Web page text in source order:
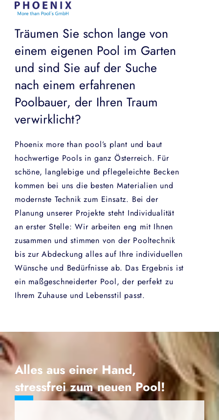
Träumen Sie schon lange von
einem eigenen Pool im Garten
und sind Sie auf der Suche
nach einem erfahrenen
Poolbauer, der Ihren Traum
verwirklicht?
Phoenix more than pool’s plant und baut
hochwertige Pools in ganz Österreich. Für
schöne, langlebige und pflegeleichte Becken
kommen bei uns die besten Materialien und
modernste Technik zum Einsatz. Bei der
Planung unserer Projekte steht Individualität
an erster Stelle: Wir arbeiten eng mit Ihnen
zusammen und stimmen von der Pooltechnik
bis zur Abdeckung alles auf Ihre individuellen
Wünsche und Bedürfnisse ab. Das Ergebnis ist
ein maßgeschneiderter Pool, der perfekt zu
Ihrem Zuhause und Lebensstil passt.
Alles aus einer Hand,
stressfrei zum neuen Pool!